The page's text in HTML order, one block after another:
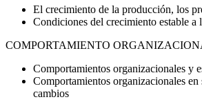
El crecimiento de la producción, los
Condiciones del crecimiento estable a
COMPORTAMIENTO
Comportamientos organizacionales y
Comportamientos organizacionales
cambios